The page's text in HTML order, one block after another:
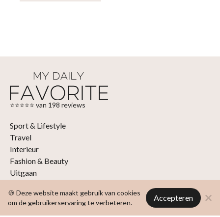
🍪 Deze website maakt gebruik van cookies
om de gebruikerservaring te verbeteren.
Accepteren
⭐⭐⭐⭐⭐ van 198 reviews
Sport & Lifestyle
Travel
Interieur
Fashion & Beauty
Uitgaan
Films, series en boeken